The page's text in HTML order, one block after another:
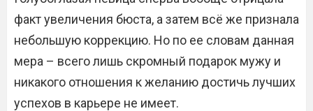
факт увеличения бюста, а затем всё же признала
небольшую коррекцию. Но по ее словам данная
мера – всего лишь скромный подарок мужу и
никакого отношения к желанию достичь лучших
успехов в карьере не имеет.